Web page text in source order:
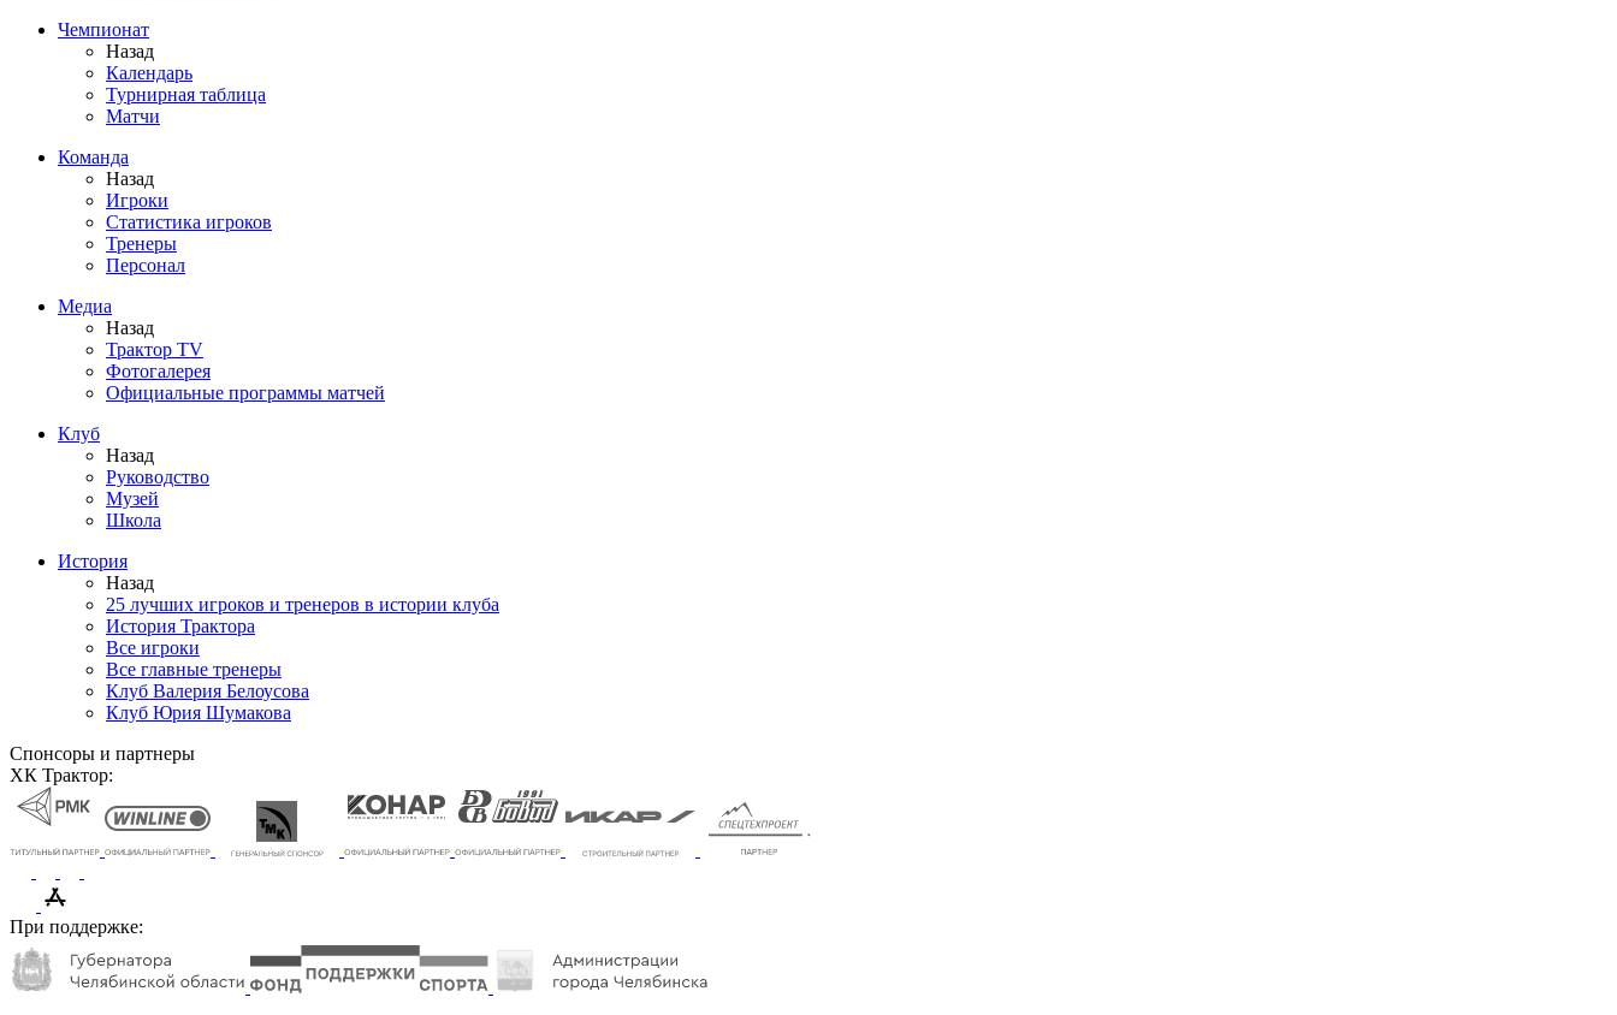
Чемпионат
Назад
Календарь
Турнирная таблица
Матчи
Команда
Назад
Игроки
Статистика игроков
Тренеры
Персонал
Медиа
Назад
Трактор TV
Фотогалерея
Официальные программы матчей
Клуб
Назад
Руководство
Музей
Школа
История
Назад
25 лучших игроков и тренеров в истории клуба
История Трактора
Все игроки
Все главные тренеры
Клуб Валерия Белоусова
Клуб Юрия Шумакова
Спонсоры и партнеры
ХК Трактор:
При поддержке: